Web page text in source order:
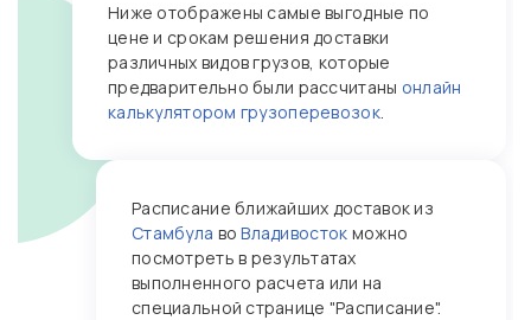
Ниже отображены самые выгодные по
цене и срокам решения доставки
различных видов грузов, которые
предварительно были рассчитаны онлайн
калькулятором грузоперевозок.
Расписание ближайших доставок из
Стамбула воВладивосток можно
посмотреть в результатах
выполненного расчета или на
специальной странице "Расписание".